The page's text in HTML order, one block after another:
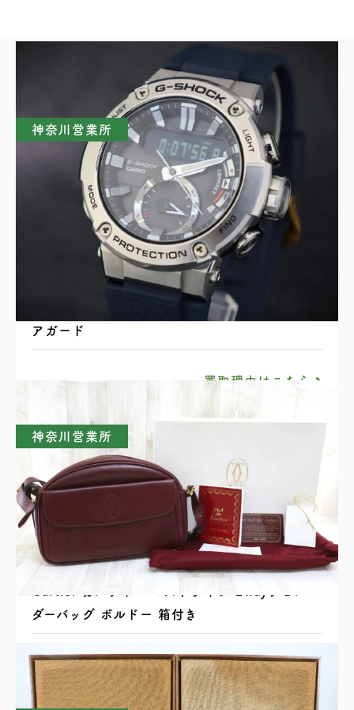
買取実績一覧
神奈川営業所
CASIO カシオ G-SHOCK G-STEEL GST-
B200 タフソーラー Bluetooth搭載 カーボンコ
アガード
買取理由はこちら
神奈川営業所
ダーバッグ ボルドー 箱付き
買取理由はこちら